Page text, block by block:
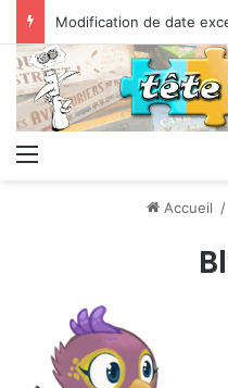
Modification de date
Menu
Accueil /